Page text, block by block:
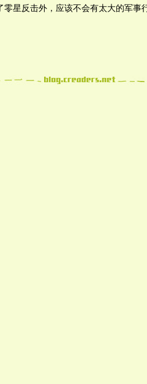
零星反击外，应该不会有太大的军事